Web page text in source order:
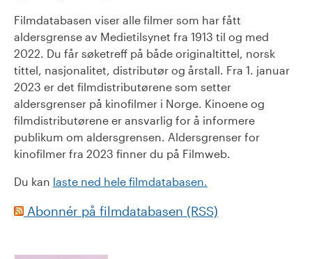
Filmdatabasen viser alle filmer som har fått
aldersgrense av Medietilsynet fra 1913 til og med
2022. Du får søketreff på både originaltittel, norsk
tittel, nasjonalitet, distributør og årstall. Fra 1. januar
2023 er det filmdistributørene som setter
aldersgrenser på kinofilmer i Norge. Kinoene og
filmdistributørene er ansvarlig for å informere
publikum om aldersgrensen. Aldersgrenser for
kinofilmer fra 2023 finner du på Filmweb.
Du kan laste ned hele filmdatabasen.
Abonnér på filmdatabasen (RSS)